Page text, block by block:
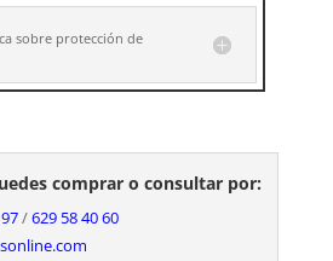
sobre protección de
comprar o consultar por:
/629 58 40 60